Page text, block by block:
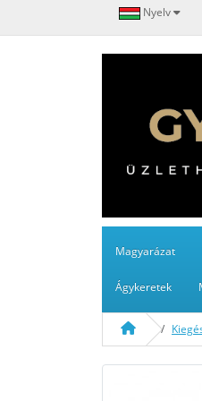
Nyelv
Magyarázat
Ágykeretek